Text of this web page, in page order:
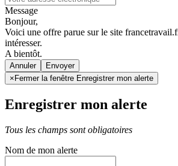
Message
Bonjour,
Voici une offre parue sur le site
intéresser.
A bientôt.
Annuler
× Fermer la fenêtre Enregistrer mon alerte
Enregistrer mon alerte
Tous les champs sont obligatoires
Nom de mon alerte